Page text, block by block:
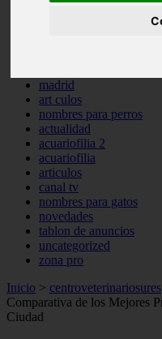
madrid
art culos
nombres para perros
actualidad
acuariofilia 2
acuariofilia
articulos
canal tv
nombres para gatos
novedades
tablon de anuncios
uncategorized
zona pro
Inicio > centroveterinariosures
Comparativa de los Mejores
Ciudad